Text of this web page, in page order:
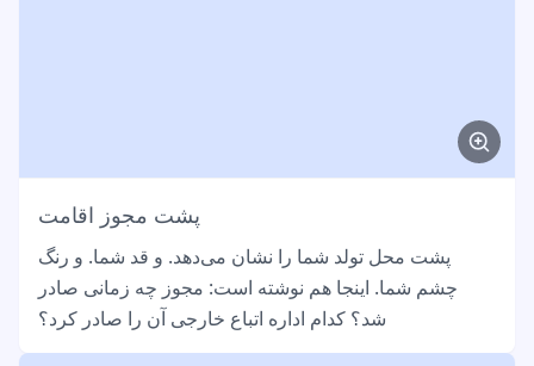
پشت مجوز اقامت
پشت محل تولد شما را نشان می‌دهد. و قد شما. و رنگ
چشم شما. اینجا هم نوشته است: مجوز چه زمانی صادر
شد؟ کدام اداره اتباع خارجی آن را صادر کرد؟